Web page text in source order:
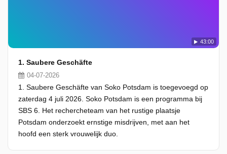
43:00
1. Saubere Geschäfte
04-07-2026
1. Saubere Geschäfte van Soko Potsdam is toegevoegd op
zaterdag 4 juli 2026. Soko Potsdam is een programma bij
SBS 6. Het rechercheteam van het rustige plaatsje
Potsdam onderzoekt ernstige misdrijven, met aan het
hoofd een sterk vrouwelijk duo.